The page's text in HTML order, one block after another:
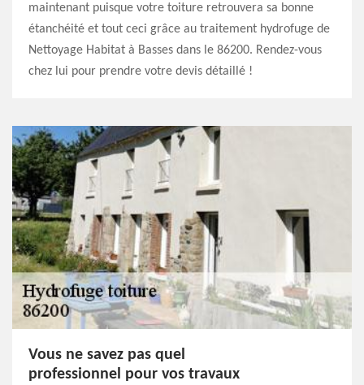
maintenant puisque votre toiture retrouvera sa bonne
étanchéité et tout ceci grâce au traitement hydrofuge de
Nettoyage Habitat à Basses dans le 86200. Rendez-vous
chez lui pour prendre votre devis détaillé !
Vous ne savez pas quel
professionnel pour vos travaux